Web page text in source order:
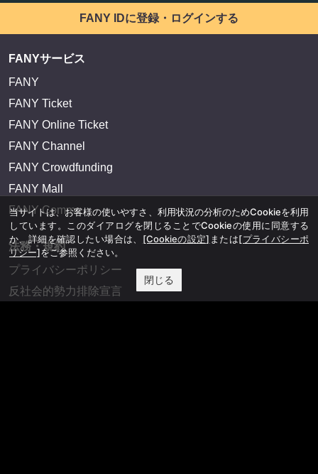
FANY IDに登録・ログインする
FANYサービス
FANY
FANY Ticket
FANY Online Ticket
FANY Channel
FANY Crowdfunding
FANY Mall
FANY Commu
法務・規約
プライバシーポリシー
反社会的勢力排除宣言
当サイトは、お客様の使いやすさ、利用状況の分析のためCookieを利用
しています。このダイアログを閉じることでCookieの使用に同意する
か、詳細を確認したい場合は、 [Cookieの設定] または[プライバシーポ
リシー]をご参照ください。
閉じる